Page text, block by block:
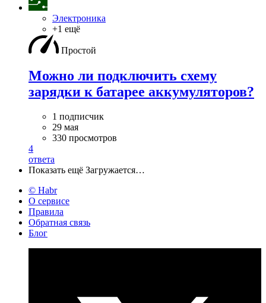
Электроника
+1 ещё
Простой
Можно ли подключить схему
зарядки к батарее аккумуляторов?
1 подписчик
29 мая
330 просмотров
4
ответа
Показать ещё Загружается…
© Habr
О сервисе
Правила
Обратная связь
Блог